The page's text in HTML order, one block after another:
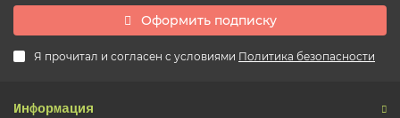
Оформить подписку
Я прочитал и согласен с условиями Политика безопасности
Информация